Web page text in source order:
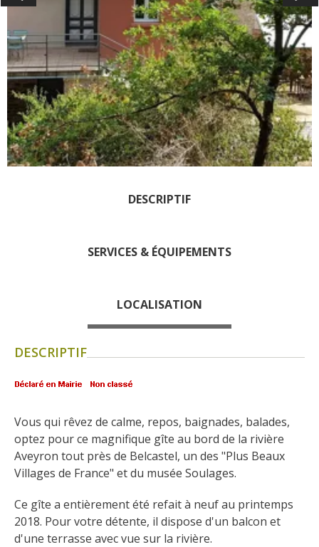
Les visites accompagnées
L'espace Georges Rouquier
à Goutrens
Nos Campagnes Autrefois à
Goutrens
Le musée de la forge à
Belcastel
Artistes et artisans d'art
La gastronomie
Recettes et produits locaux
Flâner à moins de
cent kilomètres
Les Plus Beaux Villages de
Les villages de caractère
Le Pays des Bastides du
Rouergue
Les Villes et Pays d'art et
De la vallée du Lot au pays
DESCRIPTIF
SERVICES & ÉQUIPEMENTS
LOCALISATION
DESCRIPTIF
Vous qui rêvez de calme, repos, baignades, balades,
optez pour ce magnifique gîte au bord de la rivière
Aveyron tout près de Belcastel, un des "Plus Beaux
Villages de France" et du musée Soulages.
Ce gîte a entièrement été refait à neuf au printemps
2018. Pour votre détente, il dispose d'un balcon et
d'une terrasse avec vue sur la rivière.